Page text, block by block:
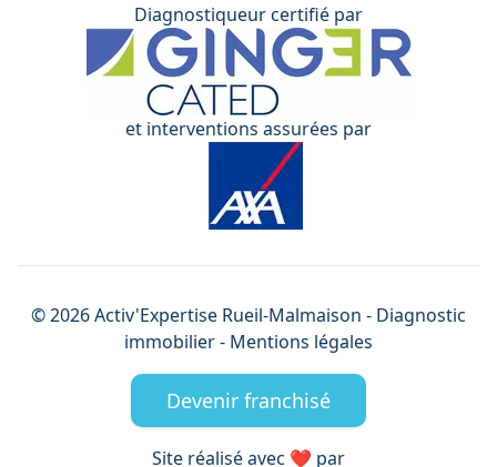
Diagnostiqueur certifié par
et interventions assurées par
©2026Activ'Expertise Rueil-Malmaison - Diagnostic
immobilier - Mentions légales
Devenir franchisé
Site réalisé avec ❤️ par